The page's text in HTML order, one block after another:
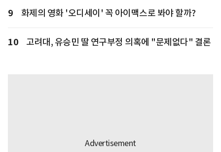
9 화제의 영화 '오디세이' 꼭 아이맥스로 봐야 할까?
10 고려대, 유승민 딸 연구부정 의혹에 "문제없다" 결론